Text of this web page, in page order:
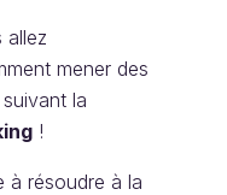
allez
mener des
la
!
à résoudre à la